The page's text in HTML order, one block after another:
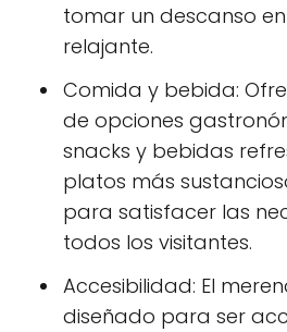
tomar un descanso
relajante.
Comida y bebida:
de opciones
snacks y bebidas
platos más
para satisfacer las
todos los visitantes.
Accesibilidad: El
diseñado para ser